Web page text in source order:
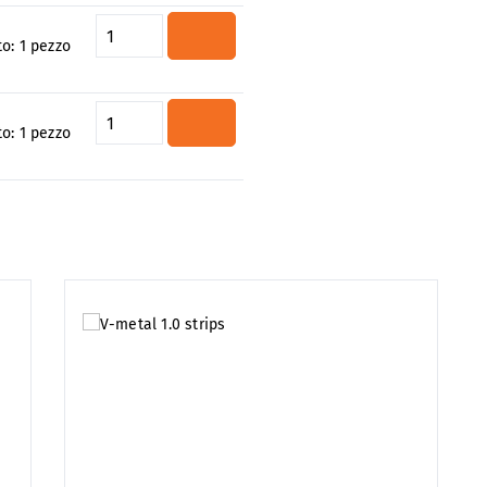
1 pezzo Quantità del prodotto:
1 pezzo Quantità del prodotto: